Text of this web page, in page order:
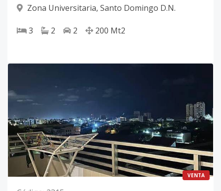
Zona Universitaria, Santo Domingo D.N.
3 2 2 200 Mt2
VENTA